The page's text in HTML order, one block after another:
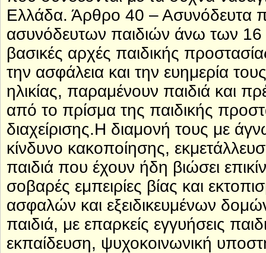
Ελλάδα. Άρθρο 40 – Ασυνόδευτα
ασυνόδευτων παιδιών άνω των 16
βασικές αρχές παιδικής
την ασφάλεια και την ευημερία
ηλικίας, παραμένουν παιδιά και
από το πρίσμα της παιδικής
διαχείρισης.Η διαμονή τους με
κίνδυνο κακοποίησης,
παιδιά που έχουν ήδη βιώσει
σοβαρές εμπειρίες βίας και
ασφαλών και εξειδικευμένων
παιδιά, με επαρκείς εγγυήσεις
εκπαίδευση, ψυχοκοινωνική